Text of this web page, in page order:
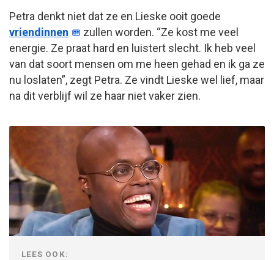
Petra denkt niet dat ze en Lieske ooit goede
vriendinnen
zullen worden. “Ze kost me veel
energie. Ze praat hard en luistert slecht. Ik heb veel
van dat soort mensen om me heen gehad en ik ga ze
nu loslaten”, zegt Petra. Ze vindt Lieske wel lief, maar
na dit verblijf wil ze haar niet vaker zien.
LEES OOK: